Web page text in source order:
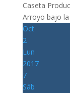
Caseta
Arroyo bajo la
Oct
2
Lun
2017
7
Sáb